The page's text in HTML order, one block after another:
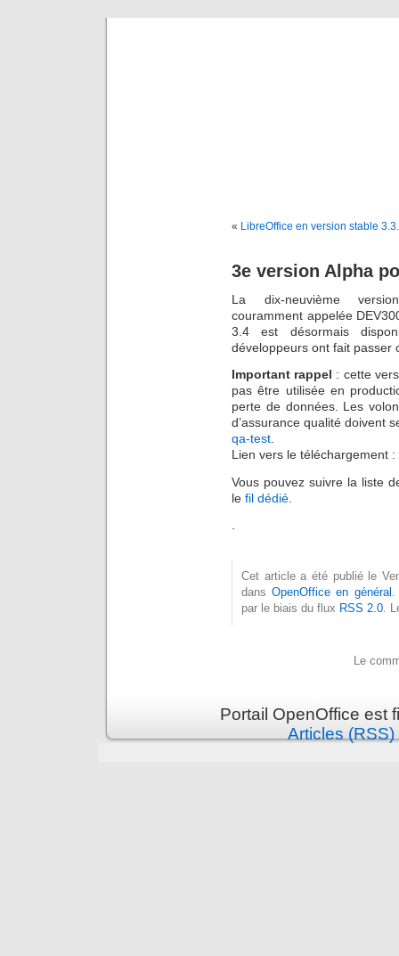
« LibreOffice en version stable
3e version Alpha
La dix-neuvième
couramment appelée
3.4 est désormais
développeurs ont fait passer
Important rappel : cette
pas être utilisée en
perte de données. Les
d’assurance qualité doivent
qa-test
Lien vers le téléchargement :
Vous pouvez suivre la liste
le fil dédié
.
Cet article a été publié le
dansOpenOffice en général .
par le biais du flux RSS 2.0.
Le
Portail OpenOffice est
Articles (RSS)